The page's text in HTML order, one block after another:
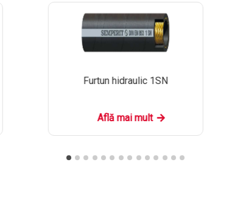
Furtun hidraulic 1SN
Află mai mult